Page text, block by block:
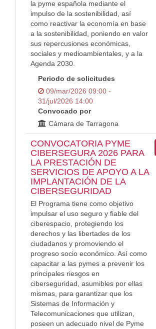
la pyme española mediante el
impulso de la sostenibilidad, así
como reactivar la economía en base
a la sostenibilidad, poniendo en valor
sus repercusiones económicas,
sociales y medioambientales, y a la
Agenda 2030.
Periodo de solicitudes
09/mar/2026 09:00 -
31/jul/2026 14:00
Convocado por
Cámara de Tarragona
CONVOCATORIA PYME
CIBERSEGURA 2026 PARA
LA PRESTACIÓN DE
SERVICIOS DE APOYO A LA
IMPLANTACIÓN DE LA
CIBERSEGURIDAD
El Programa tiene como objetivo
impulsar el uso seguro y fiable del
ciberespacio, protegiendo los
derechos y las libertades de los
ciudadanos y promoviendo el
progreso socio económico. Así como
capacitar a las pymes a prevenir los
principales riesgos en
ciberseguridad, asumibles por ellas
mismas, para garantizar que los
Sistemas de Información y
Telecomunicaciones que utilizan,
poseen un adecuado nivel de Pyme